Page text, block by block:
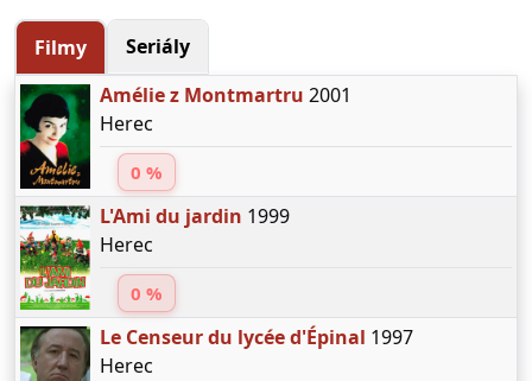
Filmy
Seriály
Amélie z Montmartru 2001
Herec
0 %
L'Ami du jardin 1999
Herec
0 %
Le Censeur du lycée d'Épinal 1997
Herec